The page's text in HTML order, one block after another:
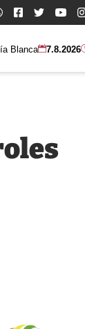
Blanca 7.8.2026